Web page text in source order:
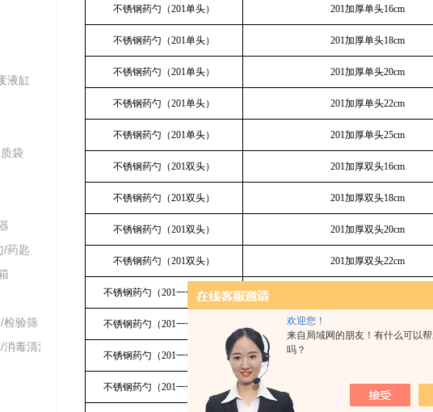
欢迎您！
来自局域网的朋友！有什么可以
吗？
液缸
袋
/药匙
检验筛
毒清洗
不锈钢药勺（201单头） 201加厚单头16cm
不锈钢药勺（201单头） 201加厚单头18cm
不锈钢药勺（201单头） 201加厚单头20cm
不锈钢药勺（201单头） 201加厚单头22cm
不锈钢药勺（201单头） 201加厚单头25cm
不锈钢药勺（201双头） 201加厚双头16cm
不锈钢药勺（201双头） 201加厚双头18cm
不锈钢药勺（201双头） 201加厚双头20cm
不锈钢药勺（201双头） 201加厚双头22cm
不锈钢药勺（201一勺一铲）
不锈钢药勺（201一勺一铲）
不锈钢药勺（201一勺一铲）
不锈钢药勺（201一勺一铲） 201一勺一铲23cm